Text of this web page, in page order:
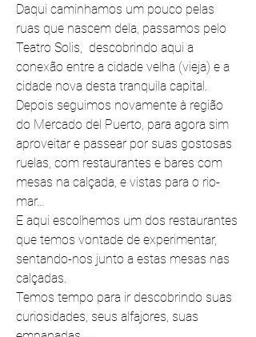
Daqui caminhamos um pouco pelas
ruas que nascem dela, passamos pelo
Teatro Solis,  descobrindo aqui a
conexão entre a cidade velha (vieja) e a
cidade nova desta tranquila capital.
Depois seguimos novamente à região
do Mercado del Puerto, para agora sim
aproveitar e passear por suas gostosas
ruelas, com restaurantes e bares com
mesas na calçada, e vistas para o rio-
mar…
E aqui escolhemos um dos restaurantes
que temos vontade de experimentar,
sentando-nos junto a estas mesas nas
calçadas.
Temos tempo para ir descobrindo suas
curiosidades, seus alfajores, suas